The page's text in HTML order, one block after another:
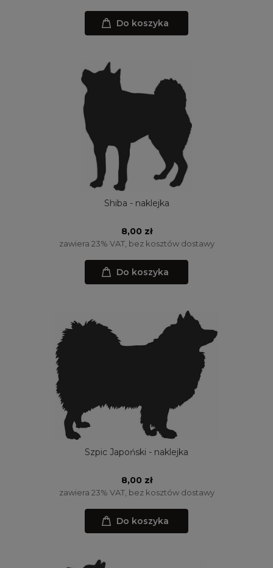
Do koszyka
Shiba - naklejka
8,00 zł
zawiera 23% VAT, bez kosztów dostawy
Do koszyka
Szpic Japoński - naklejka
8,00 zł
zawiera 23% VAT, bez kosztów dostawy
Do koszyka